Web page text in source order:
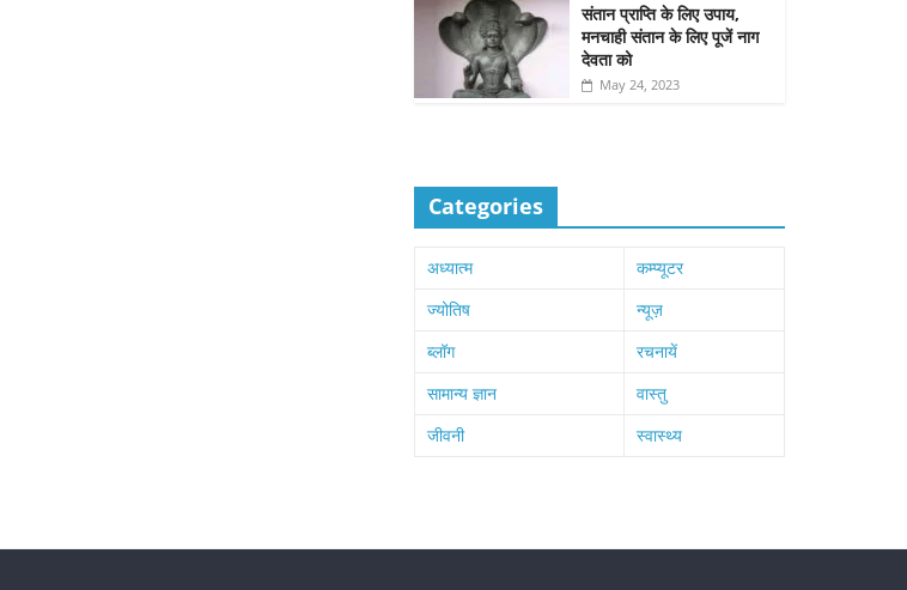
संतान प्राप्ति के लिए उपाय,
मनचाही संतान के लिए पूजें नाग
देवता को
May 24, 2023
Categories
अध्यात्म
कम्प्यूटर
ज्योतिष
न्यूज़
ब्लॉग
रचनायें
सामान्य ज्ञान
वास्तु
जीवनी
स्वास्थ्य